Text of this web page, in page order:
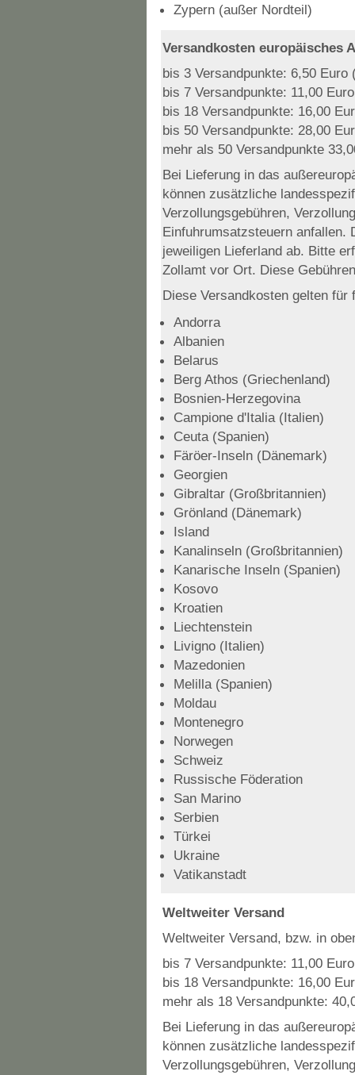
Zypern (außer Nordteil)
Versandkosten europäisches
bis 3 Versandpunkte: 6,50
bis 7 Versandpunkte: 11,00
bis 18 Versandpunkte: 16,00
bis 50 Versandpunkte: 28,00
mehr als 50 Versandpunkte
Bei Lieferung in das
können zusätzliche
Verzollungsgebühren,
Einfuhrumsatzsteuern anfallen.
jeweiligen Lieferland ab. Bitte
Zollamt vor Ort. Diese
Diese Versandkosten gelten für
Andorra
Albanien
Belarus
Berg Athos (Griechenland)
Bosnien-Herzegovina
Campione d'Italia (Italien)
Ceuta (Spanien)
Färöer-Inseln (Dänemark)
Georgien
Gibraltar (Großbritannien)
Grönland (Dänemark)
Island
Kanalinseln (Großbritannien)
Kanarische Inseln (Spanien)
Kosovo
Kroatien
Liechtenstein
Livigno (Italien)
Mazedonien
Melilla (Spanien)
Moldau
Montenegro
Norwegen
Schweiz
Russische Föderation
San Marino
Serbien
Türkei
Ukraine
Vatikanstadt
Weltweiter Versand
Weltweiter Versand, bzw. in
bis 7 Versandpunkte: 11,00
bis 18 Versandpunkte: 16,00
mehr als 18 Versandpunkte:
Bei Lieferung in das
können zusätzliche
Verzollungsgebühren,